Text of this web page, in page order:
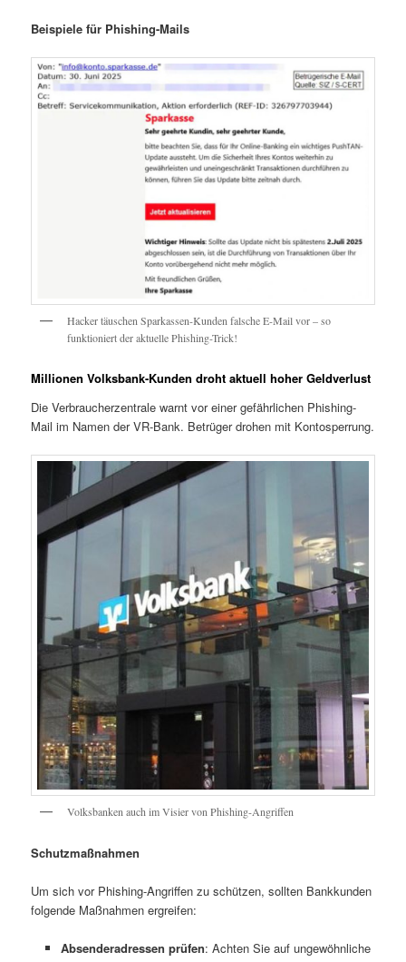
Beispiele für Phishing-Mails
Hacker täuschen Sparkassen-Kunden falsche E-Mail vor – so
funktioniert der aktuelle Phishing-Trick!
Millionen Volksbank-Kunden droht aktuell hoher Geldverlust
Die Verbraucherzentrale warnt vor einer gefährlichen Phishing-
Mail im Namen der VR-Bank. Betrüger drohen mit Kontosperrung.
Volksbanken auch im Visier von Phishing-Angriffen
Schutzmaßnahmen
Um sich vor Phishing-Angriffen zu schützen, sollten Bankkunden
folgende Maßnahmen ergreifen:
Absenderadressen prüfen: Achten Sie auf ungewöhnliche